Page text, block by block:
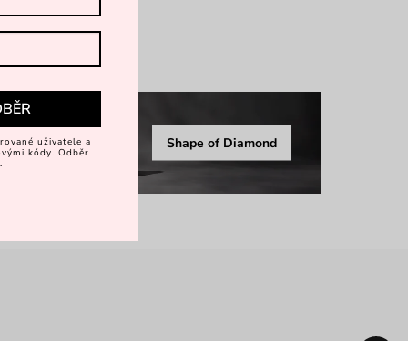
Shape of Diamond
uživatele a
kódy. Odběr